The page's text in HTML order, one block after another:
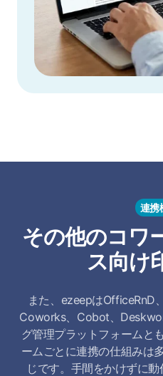
連携
その他のコワ
ス向け
また、ezeepはOfficeRnD
Coworks、Cobot、
グ管理プラットフォームと
ームごとに連携の仕組みは
じです。手間をかけずに